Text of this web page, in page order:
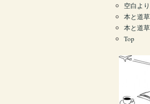
空白よ
本と道
本と道
Top